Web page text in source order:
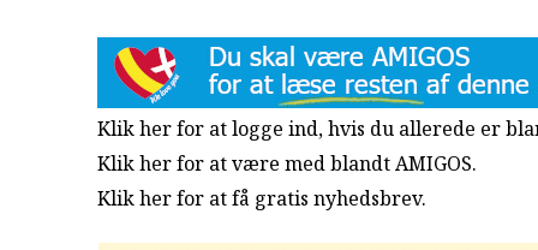
Klik her for at logge ind, hvis du allerede er
Klik her for at være med blandt AMIGOS.
Klik her for at få gratis nyhedsbrev.